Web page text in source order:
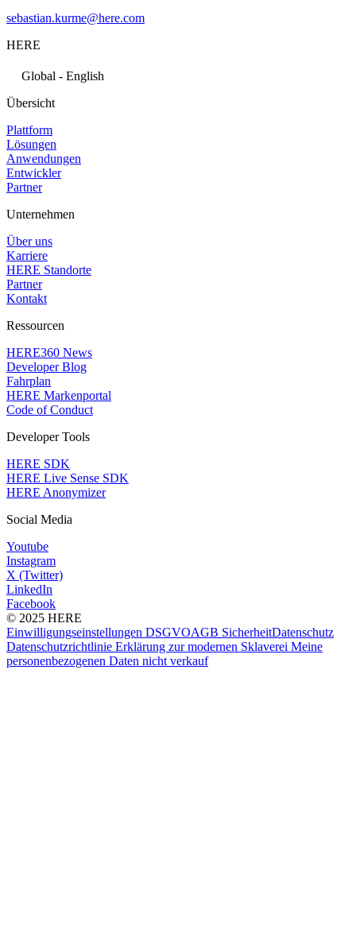
sebastian.kurme@here.com
HERE
Global - English
Übersicht
Plattform
Lösungen
Anwendungen
Entwickler
Partner
Unternehmen
Über uns
Karriere
HERE Standorte
Partner
Kontakt
Ressourcen
HERE360 News
Developer Blog
Fahrplan
HERE Markenportal
Code of Conduct
Developer Tools
HERE SDK
HERE Live Sense SDK
HERE Anonymizer
Social Media
Youtube
Instagram
X (Twitter)
LinkedIn
Facebook
© 2025 HERE
Einwilligungseinstellungen DSGVOAGB SicherheitDatenschutz
Datenschutzrichtlinie Erklärung zur modernen Sklaverei Meine
personenbezogenen Daten nicht verkauf